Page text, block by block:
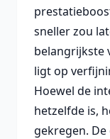
sneller zou
belangrijkste
ligt op
Hoewel de
hetzelfde is,
gekregen.